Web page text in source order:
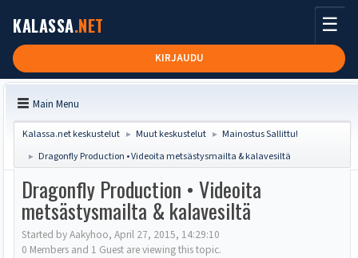
KALASSA.NET
KIRJAUDU
☰
Main Menu
Kalassa.net keskustelut ► Muut keskustelut ► Mainostus Sallittu!
► Dragonfly Production • Videoita metsästysmailta & kalavesiltä
Dragonfly Production • Videoita
metsästysmailta & kalavesiltä
Started by Aakyhoo, April 27, 2015, 14:29:10
0 Members and 1 Guest are viewing this topic.